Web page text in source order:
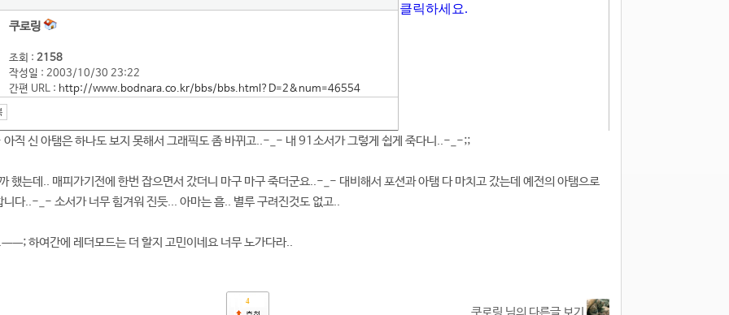
쿠로링
조회 : 2158
작성일 : 2003/10/30 23:22
간편 URL : http://www.bodnara.co.kr/bbs/bbs.html?D=2&num=46554
직 신 아탬은 하나도 보지 못해서 그래픽도 좀 바뀌고..-_- 내 91소서가 그렇게 쉽게 죽다니..-_-;;
했는데.. 매피가기전에 한번 잡으면서 갔더니 마구 마구 죽더군요..-_- 대비해서 포션과 아탬 다 마치고 갔는데 예전의 아탬으로
다..-_- 소서가 너무 힘겨워 진듯... 아마는 흠.. 별루 구려진것도 없고..
ㅡ; 하여간에 레더모드는 더 할지 고민이네요 너무 노가다라..
4
쿠로링 님의 다른글 보기